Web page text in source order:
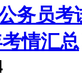
务员考
情汇总